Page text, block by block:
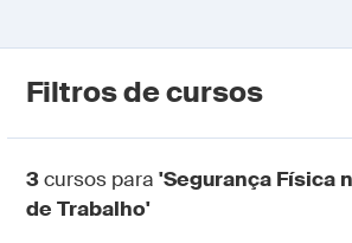
Filtros de cursos
3cursos para 'Segurança Física
de Trabalho'